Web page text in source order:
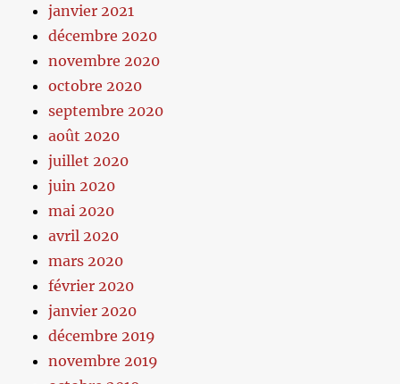
janvier 2021
décembre 2020
novembre 2020
octobre 2020
septembre 2020
août 2020
juillet 2020
juin 2020
mai 2020
avril 2020
mars 2020
février 2020
janvier 2020
décembre 2019
novembre 2019